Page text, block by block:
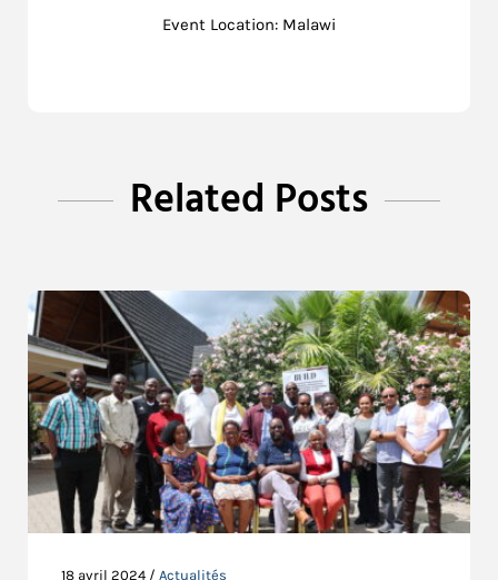
Event Location: Malawi
Related Posts
18 avril 2024 / Actualités